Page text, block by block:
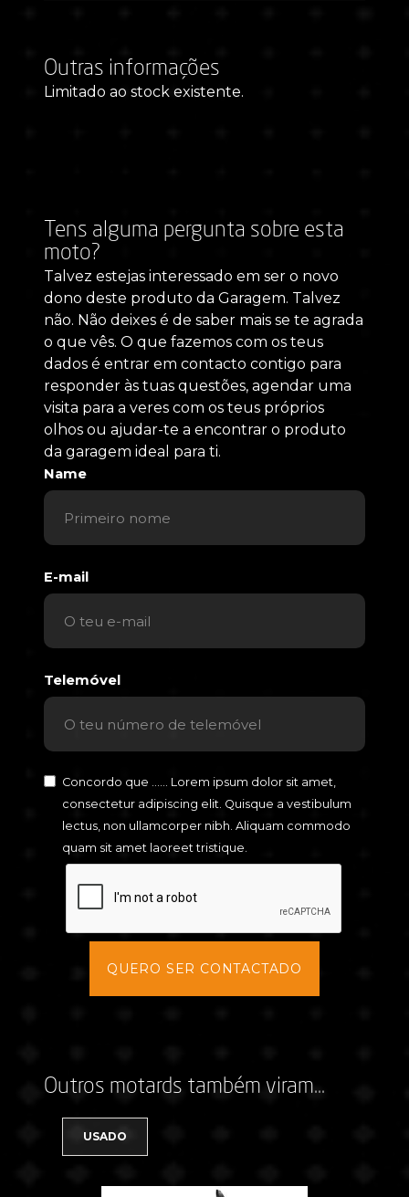
Outras informações
Limitado ao stock existente.
Tens alguma pergunta sobre esta
moto?
Talvez estejas interessado em ser o novo
dono deste produto da Garagem. Talvez
não. Não deixes é de saber mais se te agrada
o que vês. O que fazemos com os teus
dados é entrar em contacto contigo para
responder às tuas questões, agendar uma
visita para a veres com os teus próprios
olhos ou ajudar-te a encontrar o produto
da garagem ideal para ti.
Name
E-mail
Telemóvel
Concordo que ...... Lorem ipsum dolor sit amet,
consectetur adipiscing elit. Quisque a vestibulum
lectus, non ullamcorper nibh. Aliquam commodo
quam sit amet laoreet tristique.
Outros motards também viram...
USADO